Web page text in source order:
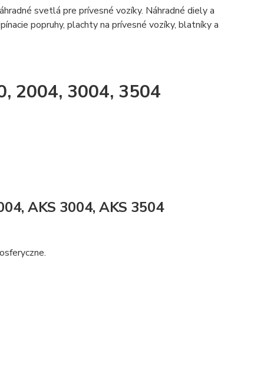
svetlá pre prívesné vozíky. Náhradné diely a
popruhy, plachty na prívesné vozíky, blatníky a
2004, 3004, 3504
AKS 3004, AKS 3504